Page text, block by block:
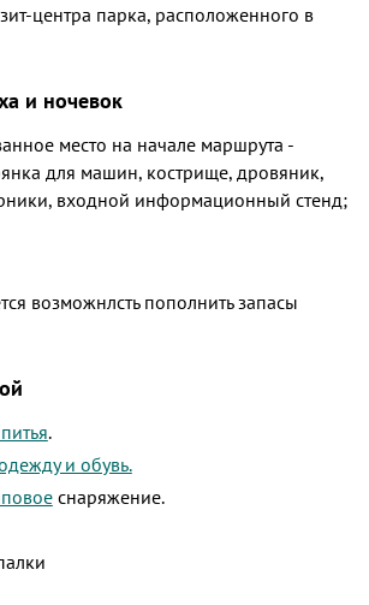
центра парка, расположенного в
и ночевок
место на начале маршрута -
для машин, кострище, дровяник,
входной информационный стенд;
возможнлсть пополнить запасы
.
и обувь.
снаряжение.